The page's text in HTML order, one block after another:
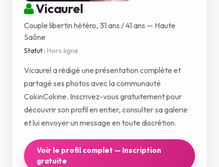
Vicaurel
Couple libertin hétéro, 31 ans / 41 ans — Haute
Saône
Statut : Hors ligne
Vicaurel a rédigé une présentation complète et
partagé ses photos avec la communauté
CokinCokine. Inscrivez-vous gratuitement pour
découvrir son profil en entier, consulter sa galerie
et lui envoyer un message en toute discrétion.
Voir le profil complet — Inscription
gratuite